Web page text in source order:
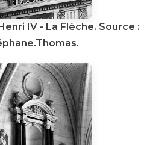
IV - La Flèche. Source :